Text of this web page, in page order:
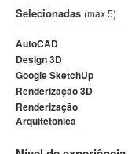
3DS Max
3GSM
4D Dimension
802.11
A&P
A-GPS
A2Billing
Selecionadas (max 5)
AutoCAD
Design 3D
Google SketchUp
Renderização 3D
Renderização
Arquitetônica